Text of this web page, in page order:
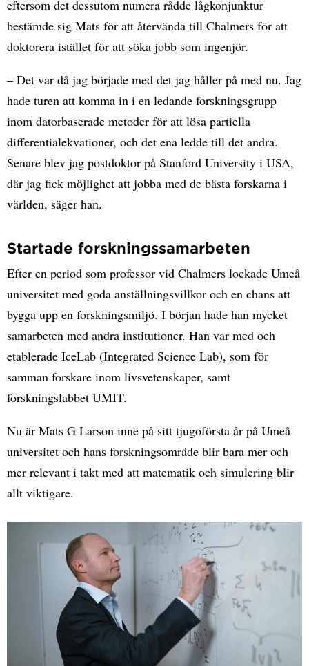
eftersom det dessutom numera rådde lågkonjunktur
bestämde sig Mats för att återvända till Chalmers för att
doktorera istället för att söka jobb som ingenjör.
– Det var då jag började med det jag håller på med nu. Jag
hade turen att komma in i en ledande forskningsgrupp
inom datorbaserade metoder för att lösa partiella
differentialekvationer, och det ena ledde till det andra.
Senare blev jag postdoktor på Stanford University i USA,
där jag fick möjlighet att jobba med de bästa forskarna i
världen, säger han.
Startade forskningssamarbeten
Efter en period som professor vid Chalmers lockade Umeå
universitet med goda anställningsvillkor och en chans att
bygga upp en forskningsmiljö. I början hade han mycket
samarbeten med andra institutioner. Han var med och
etablerade IceLab (Integrated Science Lab), som för
samman forskare inom livsvetenskaper, samt
forskningslabbet UMIT.
Nu är Mats G Larson inne på sitt tjugoförsta år på Umeå
universitet och hans forskningsområde blir bara mer och
mer relevant i takt med att matematik och simulering blir
allt viktigare.